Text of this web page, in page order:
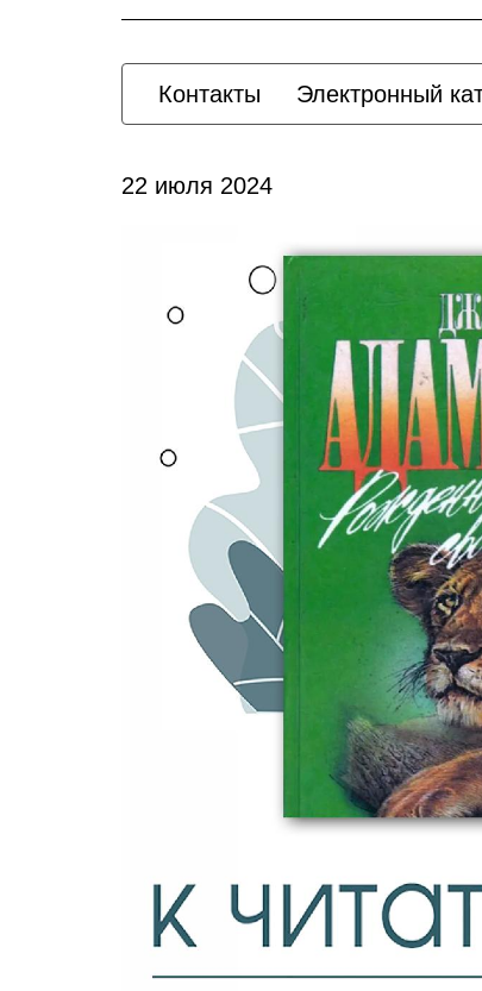
Контакты Электронный
22 июля 2024